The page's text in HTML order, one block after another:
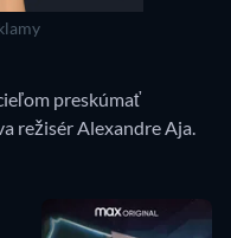
preskúmať
režisér Alexandre Aja.